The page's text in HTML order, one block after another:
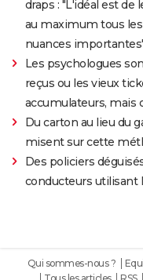
draps : "L'idéal est de
au maximum tous les
nuances
Les psychologues
reçus ou les vieux
accumulateurs, mais
Du carton au lieu du
misent sur cette
Des policiers
conducteurs utilisant
Qui sommes-nous ?